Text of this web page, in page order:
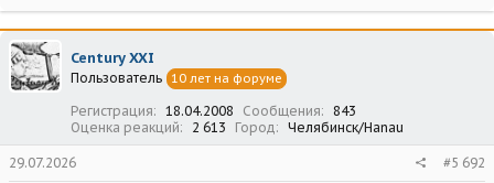
а
к
ц
и
и
Century XXI
Пользователь 10 лет на форуме
Регистрация 18.04.2008 Сообщения
843
Оценка реакций
2 613 Город Челябинск/Hanau
29.07.2026 #5 692